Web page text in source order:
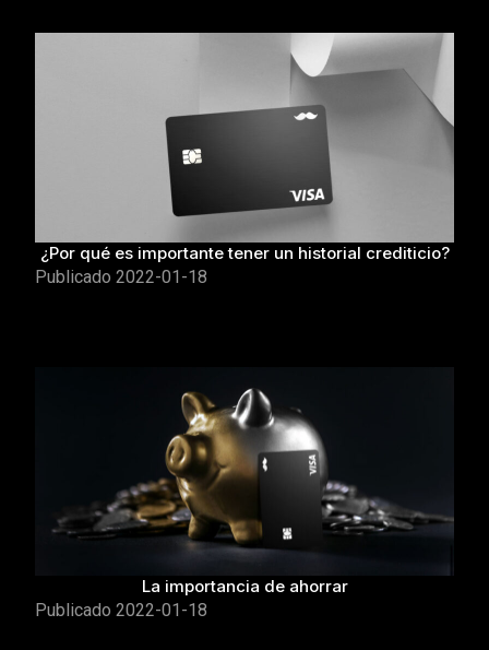
¿Por qué es importante tener un historial crediticio?
Publicado 2022-01-18
La importancia de ahorrar
Publicado 2022-01-18